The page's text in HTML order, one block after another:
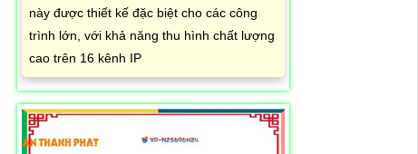
này được thiết kế đặc biệt cho các công
trình lớn, với khả năng thu hình chất lượng
cao trên 16 kênh IP